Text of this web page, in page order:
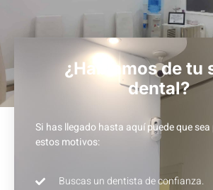
¿Hablamos de tu
dental?
Si has llegado hasta aquí puede que
estos motivos:
Buscas un dentista de confianza.